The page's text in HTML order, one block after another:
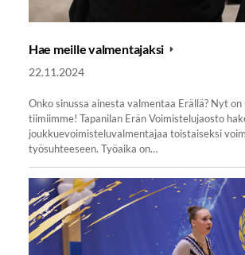
Hae meille valmentajaksi
22.11.2024
Onko sinussa ainesta valmentaa Erällä? Nyt
tiimiimme! Tapanilan Erän Voimistelujaosto
joukkuevoimisteluvalmentajaa toistaiseksi
työsuhteeseen. Työaika on…